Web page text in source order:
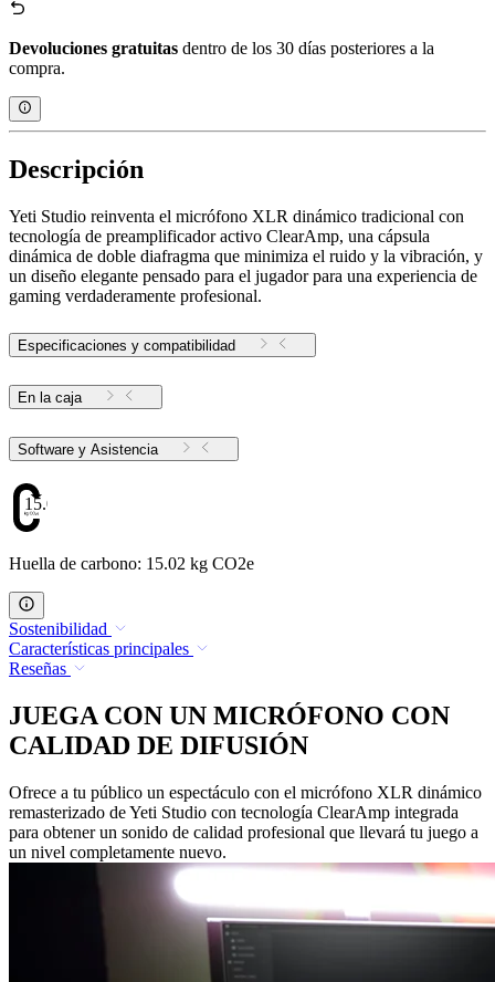
Devoluciones gratuitas dentro de los 30 días posteriores a la
compra.
Descripción
Yeti Studio reinventa el micrófono XLR dinámico tradicional con
tecnología de preamplificador activo ClearAmp, una cápsula
dinámica de doble diafragma que minimiza el ruido y la vibración, y
un diseño elegante pensado para el jugador para una experiencia de
gaming verdaderamente profesional.
Especificaciones y compatibilidad
En la caja
Software y Asistencia
15.02
Huella de carbono: 15.02 kg CO2e
Sostenibilidad
Características principales
Reseñas
JUEGA CON UN MICRÓFONO CON
CALIDAD DE DIFUSIÓN
Ofrece a tu público un espectáculo con el micrófono XLR dinámico
remasterizado de Yeti Studio con tecnología ClearAmp integrada
para obtener un sonido de calidad profesional que llevará tu juego a
un nivel completamente nuevo.